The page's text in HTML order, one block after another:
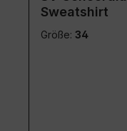
Sweatshirt
Größe: 34